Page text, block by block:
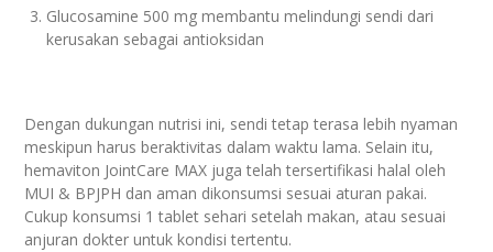
Glucosamine 500 mg membantu melindungi sendi dari
kerusakan sebagai antioksidan
Dengan dukungan nutrisi ini, sendi tetap terasa lebih nyaman
meskipun harus beraktivitas dalam waktu lama. Selain itu,
hemaviton JointCare MAX juga telah tersertifikasi halal oleh
MUI & BPJPH dan aman dikonsumsi sesuai aturan pakai.
Cukup konsumsi 1 tablet sehari setelah makan, atau sesuai
anjuran dokter untuk kondisi tertentu.